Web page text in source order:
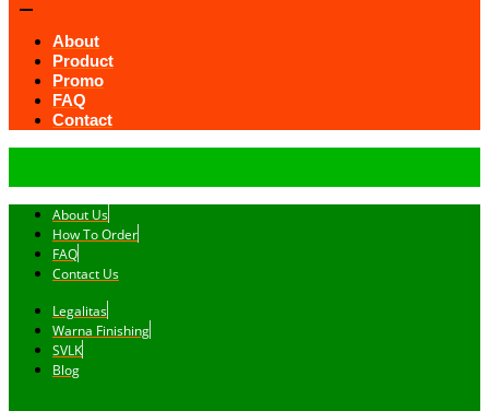
About
Product
Promo
FAQ
Contact
About Us
How To Order
FAQ
Contact Us
Legalitas
Warna Finishing
SVLK
Blog